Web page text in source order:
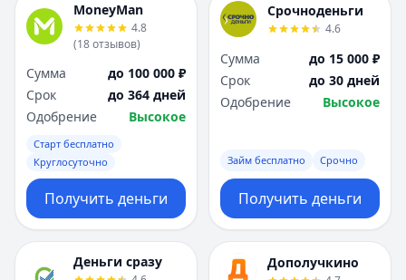
MoneyMan
4.8
(18отзывов)
Сумма
до 100 000 ₽
Срок
до 364 дней
Одобрение
Высокое
Старт бесплатно
Круглосуточно
Получить деньги
Срочноденьги
4.6
Сумма
до 15 000 ₽
Срок
до 30 дней
Одобрение
Высокое
Займ бесплатно Срочно
Получить деньги
Деньги сразу Дополучкино